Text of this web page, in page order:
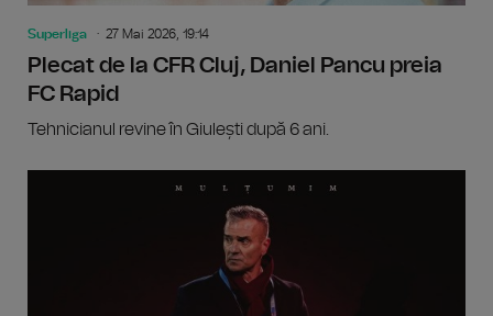
Superliga 27 Mai 2026, 19:14
Plecat de la CFR Cluj, Daniel Pancu preia
FC Rapid
Tehnicianul revine în Giulești după 6 ani.